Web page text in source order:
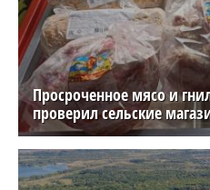
Просроченное мясо и
проверил сельские